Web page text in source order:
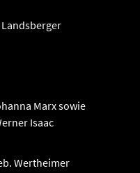
Marx sowie
Isaac
Wertheimer